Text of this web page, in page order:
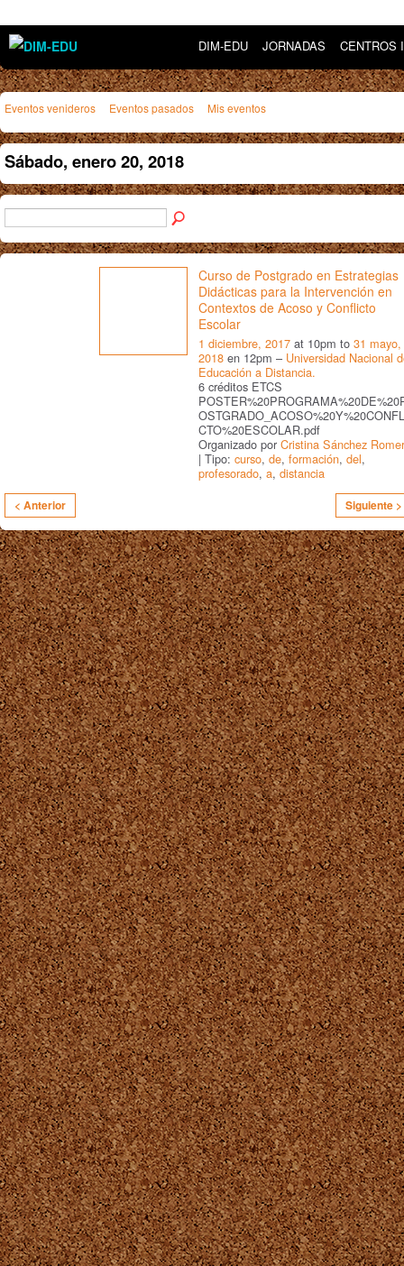
DIM-EDU JORNADAS CENTROS
Eventos venideros Eventos pasados Mis eventos
Sábado, enero 20, 2018
Curso de Postgrado en Estrategias
Didácticas para la Intervención en
Contextos de Acoso y Conflicto
Escolar
1 diciembre, 2017 at 10pm to 31 mayo,
2018 en 12pm – Universidad Nacional
Educación a Distancia.
6 créditos ETCS
CTO%20ESCOLAR.pdf
Organizado por Cristina Sánchez
| Tipo: curso, de, formación, del,
profesorado, a, distancia
< Anterior Siguiente >